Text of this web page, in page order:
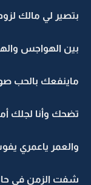
بتصير لي مالك
بين الهواجس
ماينفعك بالحب
تضحك وأنا لجلك
والعمر ياعمري
شفت الزمن في